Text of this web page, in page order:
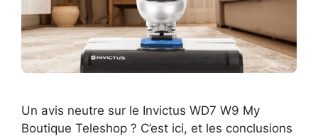
Un avis neutre sur le Invictus WD7 W9 My
Boutique Teleshop ? C’est ici, et les conclusions